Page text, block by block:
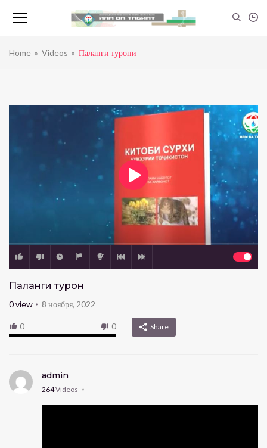
Home » Videos » Паланги туронӣ
Паланги туронӣ
0view 8 ноября, 2022
0 0 Share
admin
264Videos